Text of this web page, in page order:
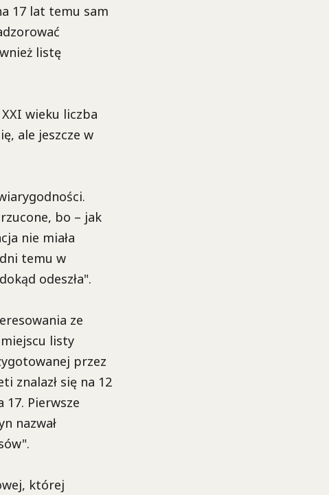
17 lat temu sam
listę
wieku liczba
ale jeszcze w
bo – jak
nie miała
temu w
odeszła".
ze
listy
przez
znalazł się na 12
Pierwsze
nazwał
której